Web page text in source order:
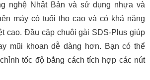
nghệ Nhật Bản và sử dụng nhựa và
máy có tuổi thọ cao và có khả năng
cao. Đầu cặp chuôi gài SDS-Plus giúp
mũi khoan dễ dàng hơn. Bạn có thể
tốc độ bằng cách tích hợp các nút